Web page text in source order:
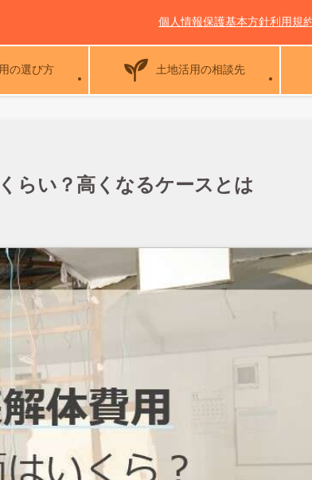
の選び方 土地活用の相談先
個人情報保護基本方針利用規
らい？高くなるケースとは